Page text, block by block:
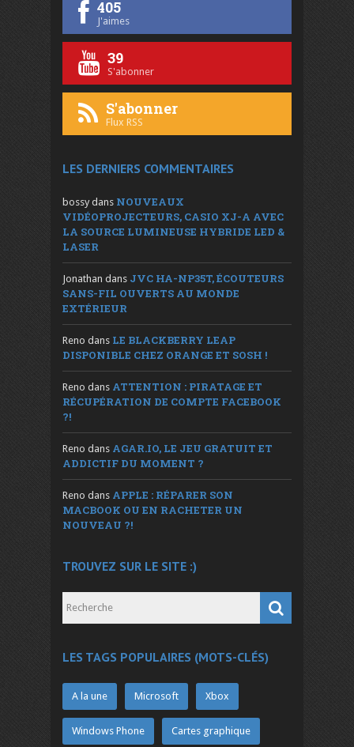
405
J'aimes
39
S'abonner
S'abonner
Flux RSS
LES DERNIERS COMMENTAIRES
bossy dans NOUVEAUX
VIDÉOPROJECTEURS, CASIO XJ-A AVEC
LA SOURCE LUMINEUSE HYBRIDE LED &
LASER
Jonathan dans JVC HA-NP35T, ÉCOUTEURS
SANS-FIL OUVERTS AU MONDE
EXTÉRIEUR
Reno dans LE BLACKBERRY LEAP
DISPONIBLE CHEZ ORANGE ET SOSH !
Reno dans ATTENTION : PIRATAGE ET
RÉCUPÉRATION DE COMPTE FACEBOOK
?!
Reno dans AGAR.IO, LE JEU GRATUIT ET
ADDICTIF DU MOMENT ?
Reno dans APPLE : RÉPARER SON
MACBOOK OU EN RACHETER UN
NOUVEAU ?!
TROUVEZ SUR LE SITE :)
LES TAGS POPULAIRES (MOTS-CLÉS)
A la une Microsoft Xbox
Windows Phone Cartes graphique